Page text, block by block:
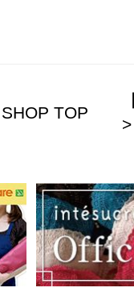
SHOP TOP
>